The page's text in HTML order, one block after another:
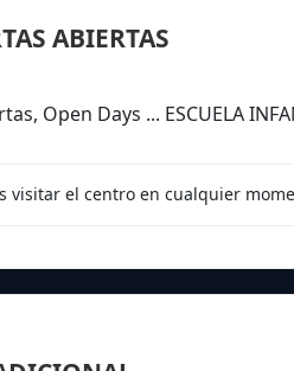
ABIERTAS
Open Days ... ESCUELA
visitar el centro en cualquier